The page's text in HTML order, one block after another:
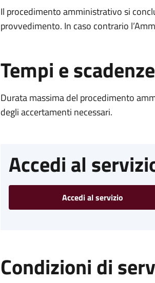
Il procedimento amministrativo si
provvedimento. In caso contrario
Tempi e scadenze
Durata massima del procedimento
degli accertamenti necessari.
Accedi al
Accedi al servizio
Condizioni di